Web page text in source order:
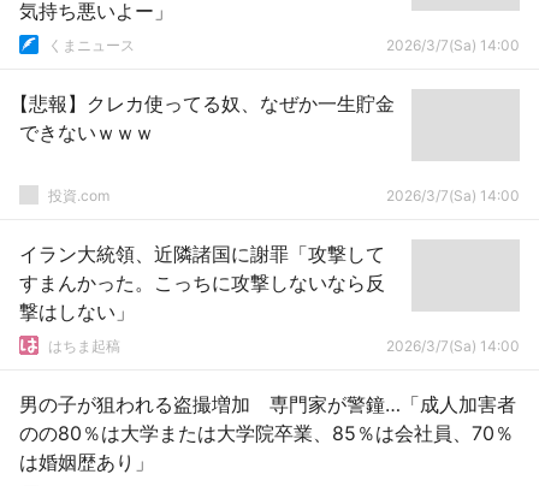
気持ち悪いよー」
くまニュース 2026/3/7(Sa) 14:00
【悲報】クレカ使ってる奴、なぜか一生貯金
できないｗｗｗ
投資.com 2026/3/7(Sa) 14:00
イラン大統領、近隣諸国に謝罪「攻撃して
すまんかった。こっちに攻撃しないなら反
撃はしない」
はちま起稿 2026/3/7(Sa) 14:00
男の子が狙われる盗撮増加 専門家が警鐘…「成人加害者
のの80％は大学または大学院卒業、85％は会社員、70％
は婚姻歴あり」